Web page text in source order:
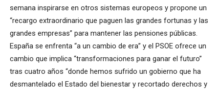
semana inspirarse en otros sistemas europeos y propone un
“recargo extraordinario que paguen las grandes fortunas y las
grandes empresas” para mantener las pensiones públicas.
España se enfrenta “a un cambio de era” y el PSOE ofrece un
cambio que implica “transformaciones para ganar el futuro”
tras cuatro años “donde hemos sufrido un gobierno que ha
desmantelado el Estado del bienestar y recortado derechos y